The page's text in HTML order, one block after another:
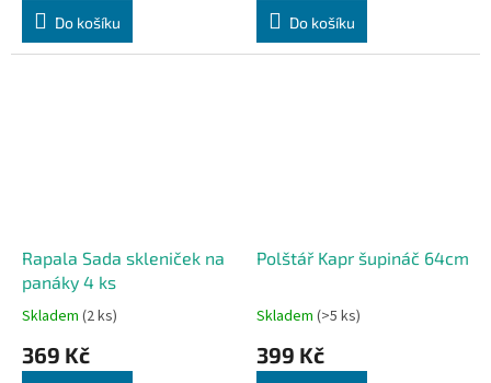
Do košíku Do košíku
Rapala Sada skleniček na
panáky 4 ks
Skladem (2 ks)
369 Kč
Polštář Kapr šupináč 64cm
Skladem (>5 ks)
399 Kč